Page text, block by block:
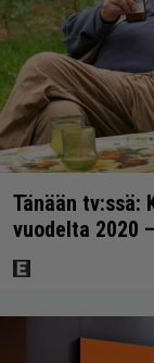
Tänään tv:ssä:
vuodelta 2020